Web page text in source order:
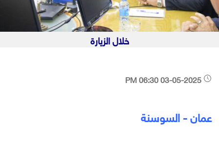
خلال الزيارة
عمان - السوسنة